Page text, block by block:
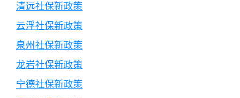
清远社保新政策
云浮社保新政策
泉州社保新政策
龙岩社保新政策
宁德社保新政策